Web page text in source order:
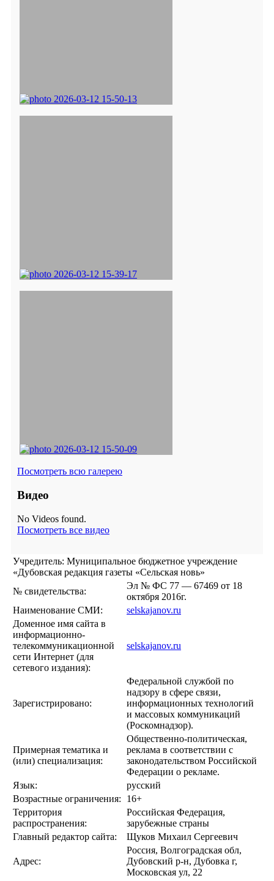
Посмотреть всю галерею
Видео
No Videos found.
Посмотреть все видео
Учредитель: Муниципальное бюджетное учреждение
«Дубовская редакция газеты «Сельская новь»
№ свидетельства:
Эл № ФС 77 — 67469 от 18
октября 2016г.
Наименование СМИ:
selskajanov.ru
Доменное имя сайта в
информационно-
телекоммуникационной
сети Интернет (для
сетевого издания):
selskajanov.ru
Зарегистрировано:
Федеральной службой по
надзору в сфере связи,
информационных технологий
и массовых коммуникаций
(Роскомнадзор).
Примерная тематика и
(или) специализация:
Общественно-политическая,
реклама в соответствии с
законодательством Российской
Федерации о рекламе.
Язык:
русский
Возрастные ограничения:
16+
Территория
распространения:
Российская Федерация,
зарубежные страны
Главный редактор сайта:
Щуков Михаил Сергеевич
Адрес:
Россия, Волгоградская обл,
Дубовский р-н, Дубовка г,
Московская ул, 22